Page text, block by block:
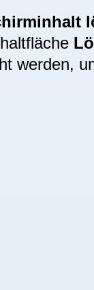
werden,